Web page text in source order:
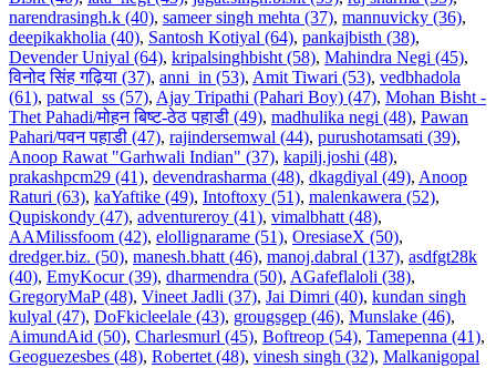
narendrasingh.k (40), sameer singh mehta (37), mannuvicky (36),
deepikakholia (40), Santosh Kotiyal (64), pankajbisth (38),
Devender Uniyal (64), kripalsinghbisht (58), Mahindra Negi (45),
विनोद सिंह गढ़िया (37), anni_in (53), Amit Tiwari (53), vedbhadola
(61), patwal_ss (57), Ajay Tripathi (Pahari Boy) (47), Mohan Bisht -
Thet Pahadi/मोहन बिष्ट-ठेठ पहाडी (49), madhulika negi (48), Pawan
Pahari/पवन पहाडी (47), rajindersemwal (44), purushotamsati (39),
Anoop Rawat "Garhwali Indian" (37), kapilj.joshi (48),
prakashpcm29 (41), devendrasharma (48), dkagdiyal (49), Anoop
Raturi (63), kaYaftike (49), Intoftoxy (51), malenkawera (52),
Qupiskondy (47), adventureroy (41), vimalbhatt (48),
AAMilissfoom (42), elollignarame (51), OresiaseX (50),
dredger.biz. (50), manesh.bhatt (46), manoj.dabral (137), asdfgt28k
(40), EmyKocur (39), dharmendra (50), AGafeflaloli (38),
GregoryMaP (48), Vineet Jadli (37), Jai Dimri (40), kundan singh
kulyal (47), DoFkicleelale (43), grougsgep (46), Munslake (46),
AimundAid (50), Charlesmurl (45), Boftreop (54), Tamepenna (41),
Geoguezesbes (48), Robertet (48), vinesh singh (32), Malkanigopal